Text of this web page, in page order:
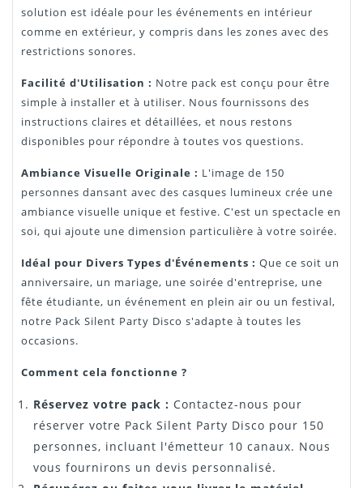
solution est idéale pour les événements en intérieur
comme en extérieur, y compris dans les zones avec des
restrictions sonores.
Facilité d'Utilisation : Notre pack est conçu pour être
simple à installer et à utiliser. Nous fournissons des
instructions claires et détaillées, et nous restons
disponibles pour répondre à toutes vos questions.
Ambiance Visuelle Originale : L'image de 150
personnes dansant avec des casques lumineux crée une
ambiance visuelle unique et festive. C'est un spectacle en
soi, qui ajoute une dimension particulière à votre soirée.
Idéal pour Divers Types d'Événements : Que ce soit un
anniversaire, un mariage, une soirée d'entreprise, une
fête étudiante, un événement en plein air ou un festival,
notre Pack Silent Party Disco s'adapte à toutes les
occasions.
Comment cela fonctionne ?
Réservez votre pack : Contactez-nous pour
réserver votre Pack Silent Party Disco pour 150
personnes, incluant l'émetteur 10 canaux. Nous
vous fournirons un devis personnalisé.